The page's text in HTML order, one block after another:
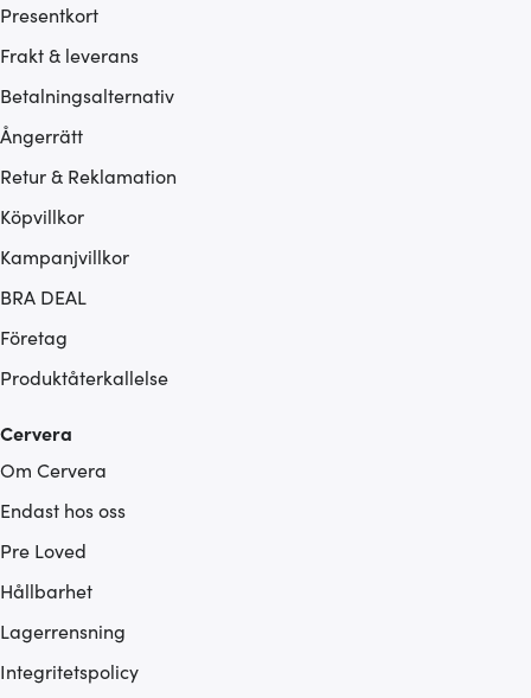
Presentkort
Frakt & leverans
Betalningsalternativ
Ångerrätt
Retur & Reklamation
Köpvillkor
Kampanjvillkor
BRA DEAL
Företag
Produktåterkallelse
Cervera
Om Cervera
Endast hos oss
Pre Loved
Hållbarhet
Lagerrensning
Integritetspolicy